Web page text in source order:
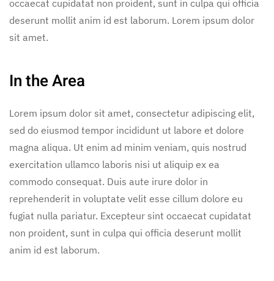
occaecat cupidatat non proident, sunt in culpa qui officia
deserunt mollit anim id est laborum. Lorem ipsum dolor
sit amet.
In the Area
Lorem ipsum dolor sit amet, consectetur adipiscing elit,
sed do eiusmod tempor incididunt ut labore et dolore
magna aliqua. Ut enim ad minim veniam, quis nostrud
exercitation ullamco laboris nisi ut aliquip ex ea
commodo consequat. Duis aute irure dolor in
reprehenderit in voluptate velit esse cillum dolore eu
fugiat nulla pariatur. Excepteur sint occaecat cupidatat
non proident, sunt in culpa qui officia deserunt mollit
anim id est laborum.